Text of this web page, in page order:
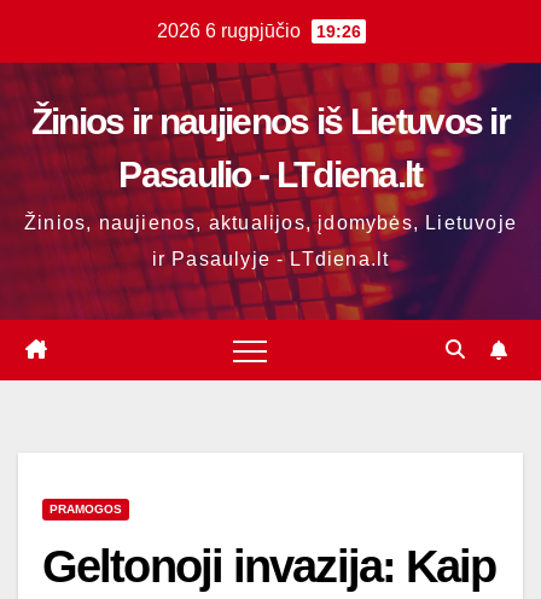
content
2026 6 rugpjūčio 19:26
Žinios ir naujienos iš Lietuvos ir
Pasaulio - LTdiena.lt
Žinios, naujienos, aktualijos, įdomybės, Lietuvoje
ir Pasaulyje - LTdiena.lt
PRAMOGOS
Geltonoji invazija: Kaip